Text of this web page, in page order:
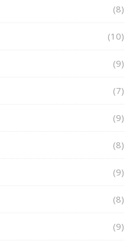
(8)
(10)
(9)
(7)
(9)
(8)
(9)
(8)
(9)